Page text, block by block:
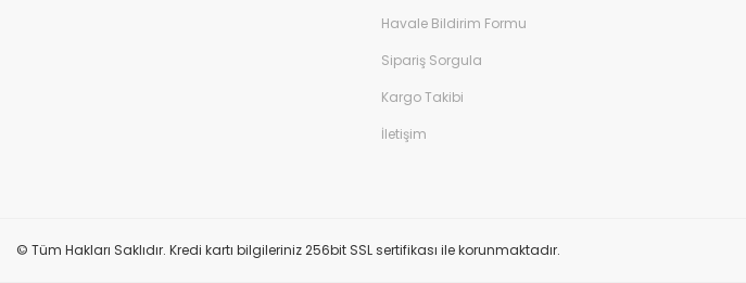
Havale Bildirim Formu
Sipariş Sorgula
Kargo Takibi
İletişim
© Tüm Hakları Saklıdır. Kredi kartı bilgileriniz 256bit SSL sertifikası ile korunmaktadır.